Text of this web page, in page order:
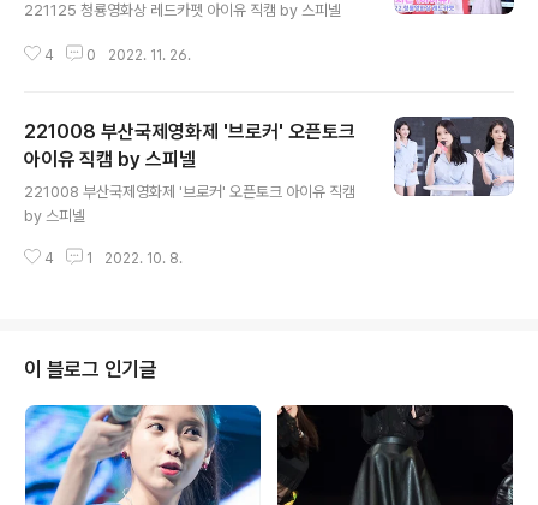
221125 청룡영화상 레드카펫 아이유 직캠 by 스피넬
4 0 2022. 11. 26.
221008 부산국제영화제 '브로커' 오픈토크
아이유 직캠 by 스피넬
221008 부산국제영화제 '브로커' 오픈토크 아이유 직캠
by 스피넬
4 1 2022. 10. 8.
이 블로그 인기글